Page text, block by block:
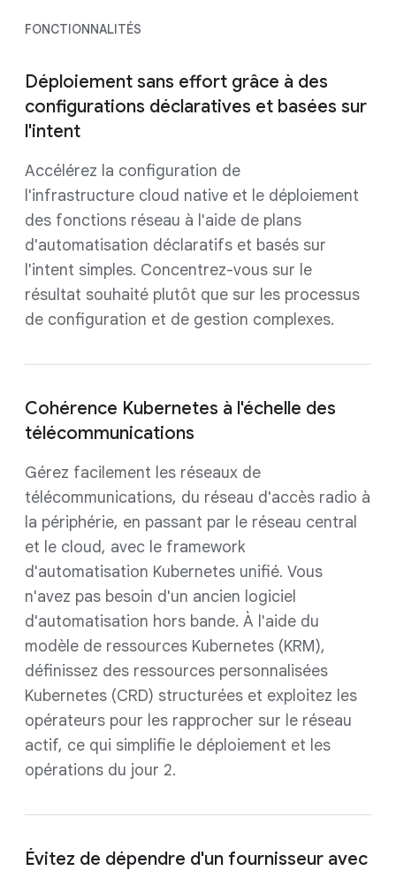
FONCTIONNALITÉS
Déploiement sans effort grâce à des
configurations déclaratives et basées sur
l'intent
Accélérez la configuration de
l'infrastructure cloud native et le déploiement
des fonctions réseau à l'aide de plans
d'automatisation déclaratifs et basés sur
l'intent simples. Concentrez-vous sur le
résultat souhaité plutôt que sur les processus
de configuration et de gestion complexes.
Cohérence Kubernetes à l'échelle des
télécommunications
Gérez facilement les réseaux de
télécommunications, du réseau d'accès radio à
la périphérie, en passant par le réseau central
et le cloud, avec le framework
d'automatisation Kubernetes unifié. Vous
n'avez pas besoin d'un ancien logiciel
d'automatisation hors bande. À l'aide du
modèle de ressources Kubernetes (KRM),
définissez des ressources personnalisées
Kubernetes (CRD) structurées et exploitez les
opérateurs pour les rapprocher sur le réseau
actif, ce qui simplifie le déploiement et les
opérations du jour 2.
Évitez de dépendre d'un fournisseur avec